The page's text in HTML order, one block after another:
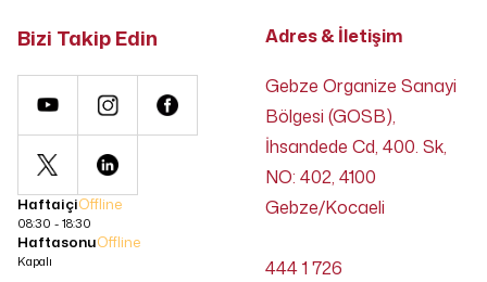
Bizi Takip Edin
HaftaiçiOffline
08:30 - 18:30
HaftasonuOffline
Kapalı
Adres & İletişim
Gebze Organize Sanayi
Bölgesi (GOSB),
İhsandede Cd, 400. Sk,
NO: 402, 4100
Gebze/Kocaeli
444 1 726